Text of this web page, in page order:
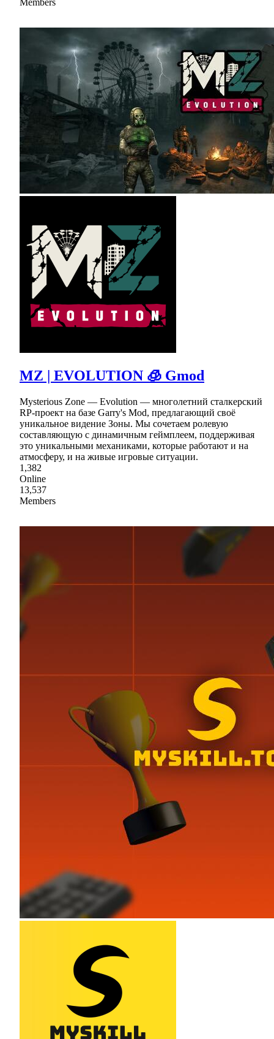
MZ | EVOLUTION 🧊 Gmod
Mysterious Zone — Evolution — многолетний сталкерский
RP-проект на базе Garry's Mod, предлагающий своё
уникальное видение Зоны. Мы сочетаем ролевую
составляющую с динамичным геймплеем, поддерживая
это уникальными механиками, которые работают и на
атмосферу, и на живые игровые ситуации.
1,382
Online
13,537
Members